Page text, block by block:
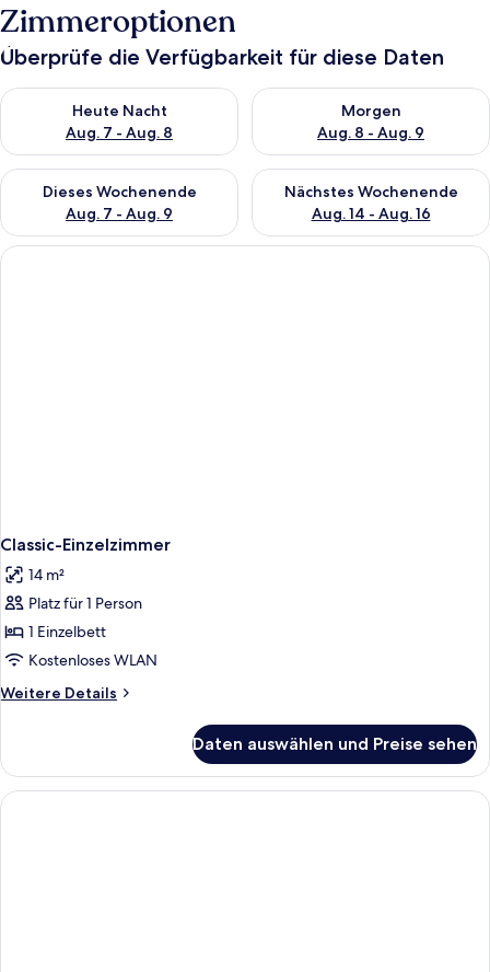
Zimmeroptionen
Überprüfe die Verfügbarkeit für diese Daten
Heute Nacht
Aug. 7 - Aug. 8
Überprüfe die Verfügbarkeit für heute Nacht, Aug. 7 - Aug. 8.
Morgen
Aug. 8 - Aug. 9
Überprüfe die Verfügbarkeit
Dieses Wochenende
Aug. 7 - Aug. 9
Überprüfe die Verfügbarkeit für dieses Wochenende, Aug. 7
Nächstes Wochenende
Aug. 14 - Aug. 16
Überprüfe die Verfügbarkeit
Classic-Einzelzimmer
14 m²
Platz für 1 Person
1 Einzelbett
Kostenloses WLAN
Weitere Details
Weitere
Einzelzimmer
Daten auswählen und Preise sehen